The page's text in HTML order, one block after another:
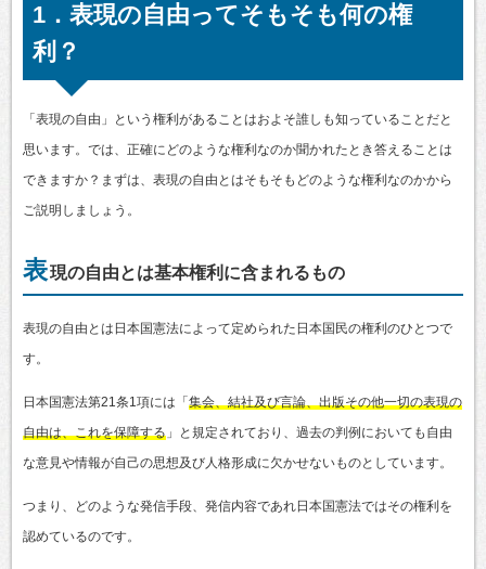
1．表現の自由ってそもそも何の権
利？
「表現の自由」という権利があることはおよそ誰しも知っていることだと
思います。では、正確にどのような権利なのか聞かれたとき答えることは
できますか？まずは、表現の自由とはそもそもどのような権利なのかから
ご説明しましょう。
表現の自由とは基本権利に含まれるもの
表現の自由とは日本国憲法によって定められた日本国民の権利のひとつで
す。
日本国憲法第21条1項には「集会、結社及び言論、出版その他一切の表現の
自由は、これを保障する 」と規定されており、過去の判例においても自由
な意見や情報が自己の思想及び人格形成に欠かせないものとしています。
つまり、どのような発信手段、発信内容であれ日本国憲法ではその権利を
認めているのです。